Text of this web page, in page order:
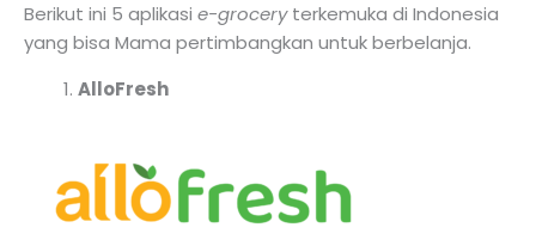
Berikut ini 5 aplikasi e-groceryterkemuka di Indonesia
yang bisa Mama pertimbangkan untuk berbelanja.
AlloFresh